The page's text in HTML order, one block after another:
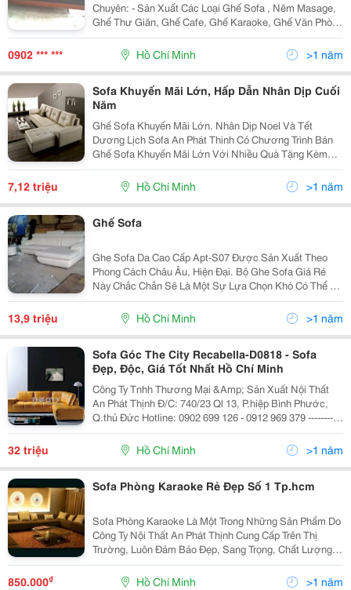
Chuyên: - Sản Xuất Các Loại Ghế Sofa , Nêm Masage,
Ghế Thư Giãn, Ghế Cafe, Ghế Karaoke, Ghế Văn Phòng
, Với Chủng Loại - Mẫu Mã Đa Dạng Phong Phú, Bảo
Hành Dài Hạn, Giá Rẻ Nhất Tại Khu
0902 *** *** Hồ Chí Minh >1 năm
Sofa Khuyến Mãi Lớn, Hấp Dẫn Nhân Dịp Cuối
Năm
Ghế Sofa Khuyến Mãi Lớn. Nhân Dịp Noel Và Tết
Dương Lịch Sofa An Phát Thinh Có Chương Trình Bán
Ghế Sofa Khuyến Mãi Lớn Với Nhiều Quà Tặng Kèm
Hấp Dẫn Nhất Trong Năm. Tất Cả Cácsản Phẩm Khách
Hàng Đăng Ký Đặt Mua Từ Ngày 24/12/2014-10/01/2015
Sẽ Được
7,12 triệu Hồ Chí Minh >1 năm
Ghế Sofa
Ghe Sofa Da Cao Cấp Apt-S07 Được Sản Xuất Theo
Phong Cách Châu Âu, Hiện Đại. Bộ Ghe Sofa Giá Rẻ
Này Chắc Chắn Sẽ Là Một Sự Lựa Chọn Khó Có Thể Bỏ
Qua Cho Phòng Khách Của Gia Đình Bạn. Chi Tiết Sản
Phẩm. Khung Gỗ : Được Làm Từ Gỗ Dầu, Đã Đư
13,9 triệu Hồ Chí Minh >1 năm
Sofa Góc The City Recabella-D0818 - Sofa
Đẹp, Độc, Giá Tốt Nhất Hồ Chí Minh
Công Ty Tnhh Thương Mại &Amp; Sản Xuất Nội Thất
An Phát Thịnh Đ/C: 740/23 Ql 13, P.hiệp Bình Phước,
Q.thủ Đức Hotline: 0902 699 126 - 0912 969 379 -----------
- Sofa Góc The City Recabella-D0818 Cập Nhật:
15/10/2016 - 19:48
32 triệu Hồ Chí Minh >1 năm
Sofa Phòng Karaoke Rẻ Đẹp Số 1 Tp.hcm
Sofa Phòng Karaoke Là Một Trong Những Sản Phẩm Do
Công Ty Nội Thất An Phát Thịnh Cung Cấp Trên Thị
Trường, Luôn Đảm Bảo Đẹp, Sang Trọng, Chất Lượng
Và Rẻ Số 1 Tp.hcm. Sofa An Phát Thịnh Chuyên Nhận
Thiết Kế, Thi Công Các Công Trình Sofa Phòng Kara
850.000₫ Hồ Chí Minh >1 năm